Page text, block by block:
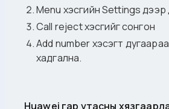
Menu хэсгийн Settings дээр
Call reject хэсгийг сонгон
Add number хэсэгт
хадгална.
Huawei гар утасны